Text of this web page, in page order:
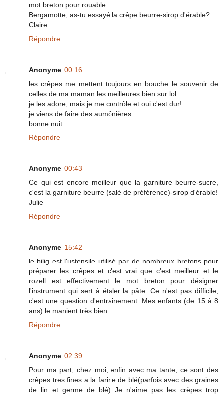
mot breton pour rouable
Bergamotte, as-tu essayé la crêpe beurre-sirop d'érable?
Claire
Répondre
Anonyme 00:16
les crêpes me mettent toujours en bouche le souvenir de
celles de ma maman les meilleures bien sur lol
je les adore, mais je me contrôle et oui c'est dur!
je viens de faire des aumônières.
bonne nuit.
Répondre
Anonyme 00:43
Ce qui est encore meilleur que la garniture beurre-sucre,
c'est la garniture beurre (salé de préférence)-sirop d'érable!
Julie
Répondre
Anonyme 15:42
le bilig est l'ustensile utilisé par de nombreux bretons pour
préparer les crêpes et c'est vrai que c'est meilleur et le
rozell est effectivement le mot breton pour désigner
l'instrument qui sert à étaler la pâte. Ce n'est pas difficile,
c'est une question d'entrainement. Mes enfants (de 15 à 8
ans) le manient très bien.
Répondre
Anonyme 02:39
Pour ma part, chez moi, enfin avec ma tante, ce sont des
crèpes tres fines a la farine de blé(parfois avec des graines
de lin et germe de blé) Je n'aime pas les crèpes trop